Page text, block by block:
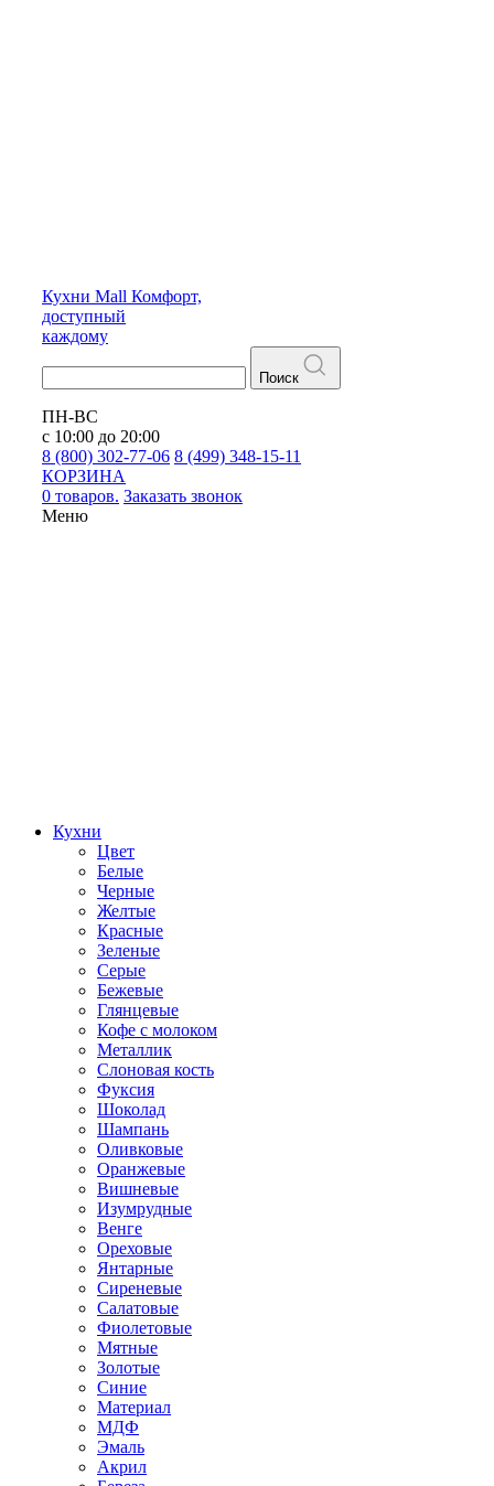
Кухни Mall Комфорт,
доступный
каждому
Поиск
ПН-ВС
с 10:00 до 20:00
8 (800) 302-77-06 8 (499) 348-15-11
КОРЗИНА
0 товаров. Заказать звонок
Меню
Кухни
Цвет
Белые
Черные
Желтые
Красные
Зеленые
Серые
Бежевые
Глянцевые
Кофе с молоком
Металлик
Слоновая кость
Фуксия
Шоколад
Шампань
Оливковые
Оранжевые
Вишневые
Изумрудные
Венге
Ореховые
Янтарные
Сиреневые
Салатовые
Фиолетовые
Мятные
Золотые
Синие
Материал
МДФ
Эмаль
Акрил